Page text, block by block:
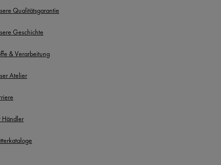
Qualitätsgarantie
Geschichte
& Verarbeitung
Atelier
Händler